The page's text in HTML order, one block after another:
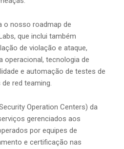
o nosso roadmap de
que inclui também
de violação e ataque,
operacional, tecnologia de
e automação de testes de
red teaming.
Operation Centers) da
gerenciados aos
por equipes de
e certificação nas